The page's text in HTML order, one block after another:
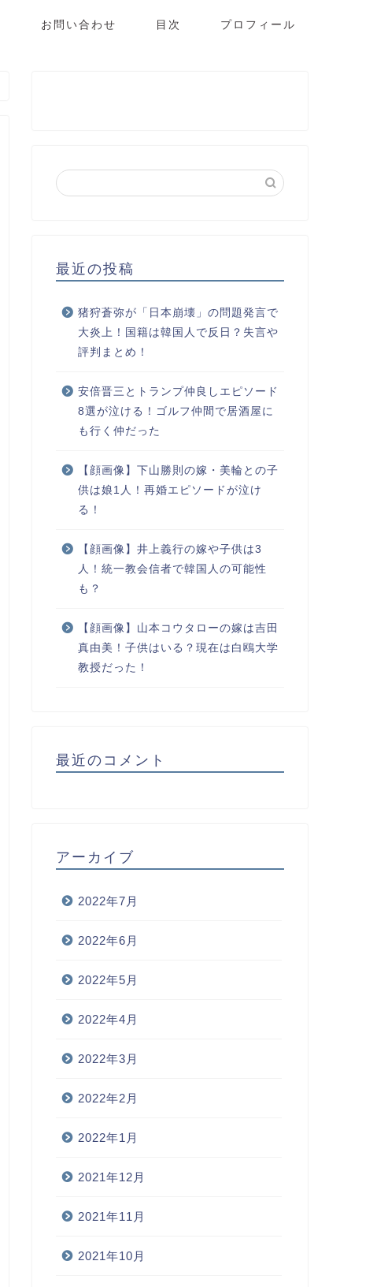
お問い合わせ 目次 プロフィール
最近の投稿
猪狩蒼弥が「日本崩壊」の問題発言で
大炎上！国籍は韓国人で反日？失言や
評判まとめ！
安倍晋三とトランプ仲良しエピソード
8選が泣ける！ゴルフ仲間で居酒屋に
も行く仲だった
【顔画像】下山勝則の嫁・美輪との子
供は娘1人！再婚エピソードが泣け
る！
【顔画像】井上義行の嫁や子供は3
人！統一教会信者で韓国人の可能性
も？
【顔画像】山本コウタローの嫁は吉田
真由美！子供はいる？現在は白鴎大学
教授だった！
最近のコメント
アーカイブ
2022年7月
2022年6月
2022年5月
2022年4月
2022年3月
2022年2月
2022年1月
2021年12月
2021年11月
2021年10月